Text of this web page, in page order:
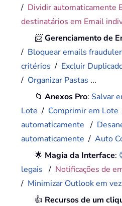
/ Dividir automaticamente
destinatários em Email
📨Gerenciamento de
/ Bloquear emails
critérios / Excluir
/ Organizar Pastas ...
📁Anexos Pro: Salvar
Lote / Comprimir em Lote
automaticamente /
automaticamente /Auto
🌟 Magia da Interface:
legais / Notificações de
/ Minimizar Outlook em
👍 Recursos de um